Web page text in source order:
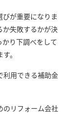
が重要になりま
か失敗するかが決
り下調べをして
。
利用できる補助金
のリフォーム会社